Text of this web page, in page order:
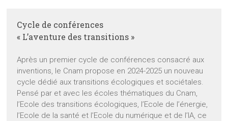
Cycle de conférences
« L’aventure des transitions »
Après un premier cycle de conférences consacré aux
inventions, le Cnam propose en 2024-2025 un nouveau
cycle dédié aux transitions écologiques et sociétales.
Pensé par et avec les écoles thématiques du Cnam,
l’Ecole des transitions écologiques, l’Ecole de l’énergie,
l’Ecole de la santé et l’Ecole du numérique et de l’IA, ce